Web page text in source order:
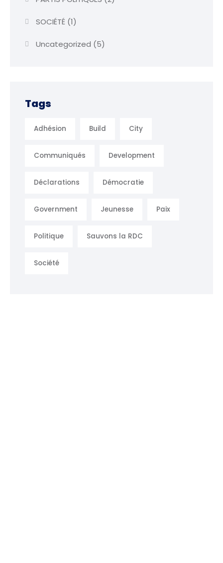
SOCIÉTÉ(1)
Uncategorized (5)
Tags
Adhésion Build City
Communiqués Development
Déclarations Démocratie
Government Jeunesse Paix
Politique Sauvons la RDC
Société